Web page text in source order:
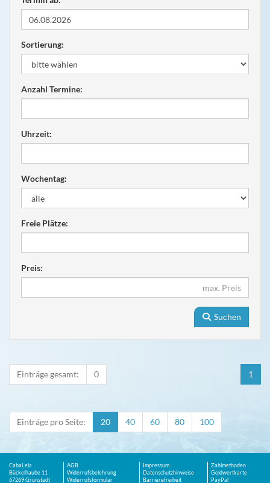
Sortierung:
Anzahl Termine:
Uhrzeit:
Wochentag:
Freie Plätze:
Preis:
Suchen
1
Einträge gesamt: 0
Einträge pro Seite: 20 40 60 80 100
CabaLela
Bückelhaube 11
67269 Grünstadt
AGB
Widerrufsbelehrung
Widerrufsformular
Impressum
Datenschutzhinweise
Barrierefreiheit
Zahlmethoden
Geldwertkarte
PayPal